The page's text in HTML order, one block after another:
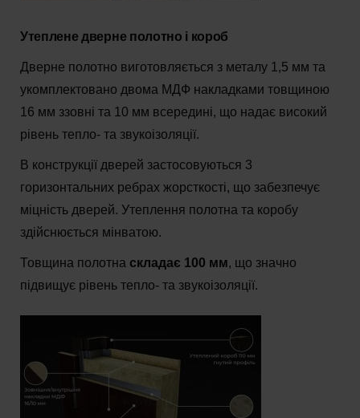
Утеплене дверне полотно і короб
Дверне полотно виготовляється з металу 1,5 мм та
укомплектовано двома МДФ накладками товщиною
16 мм ззовні та 10 мм всередині, що надає високий
рівень тепло- та звукоізоляції.
В конструкції дверей застосовуються 3
горизонтальних ребрах жорсткості, що забезпечує
міцність дверей. Утеплення полотна та коробу
здійснюється мінватою.
Товщина полотна складає 100 мм, що значно
підвищує рівень тепло- та звукоізоляції.